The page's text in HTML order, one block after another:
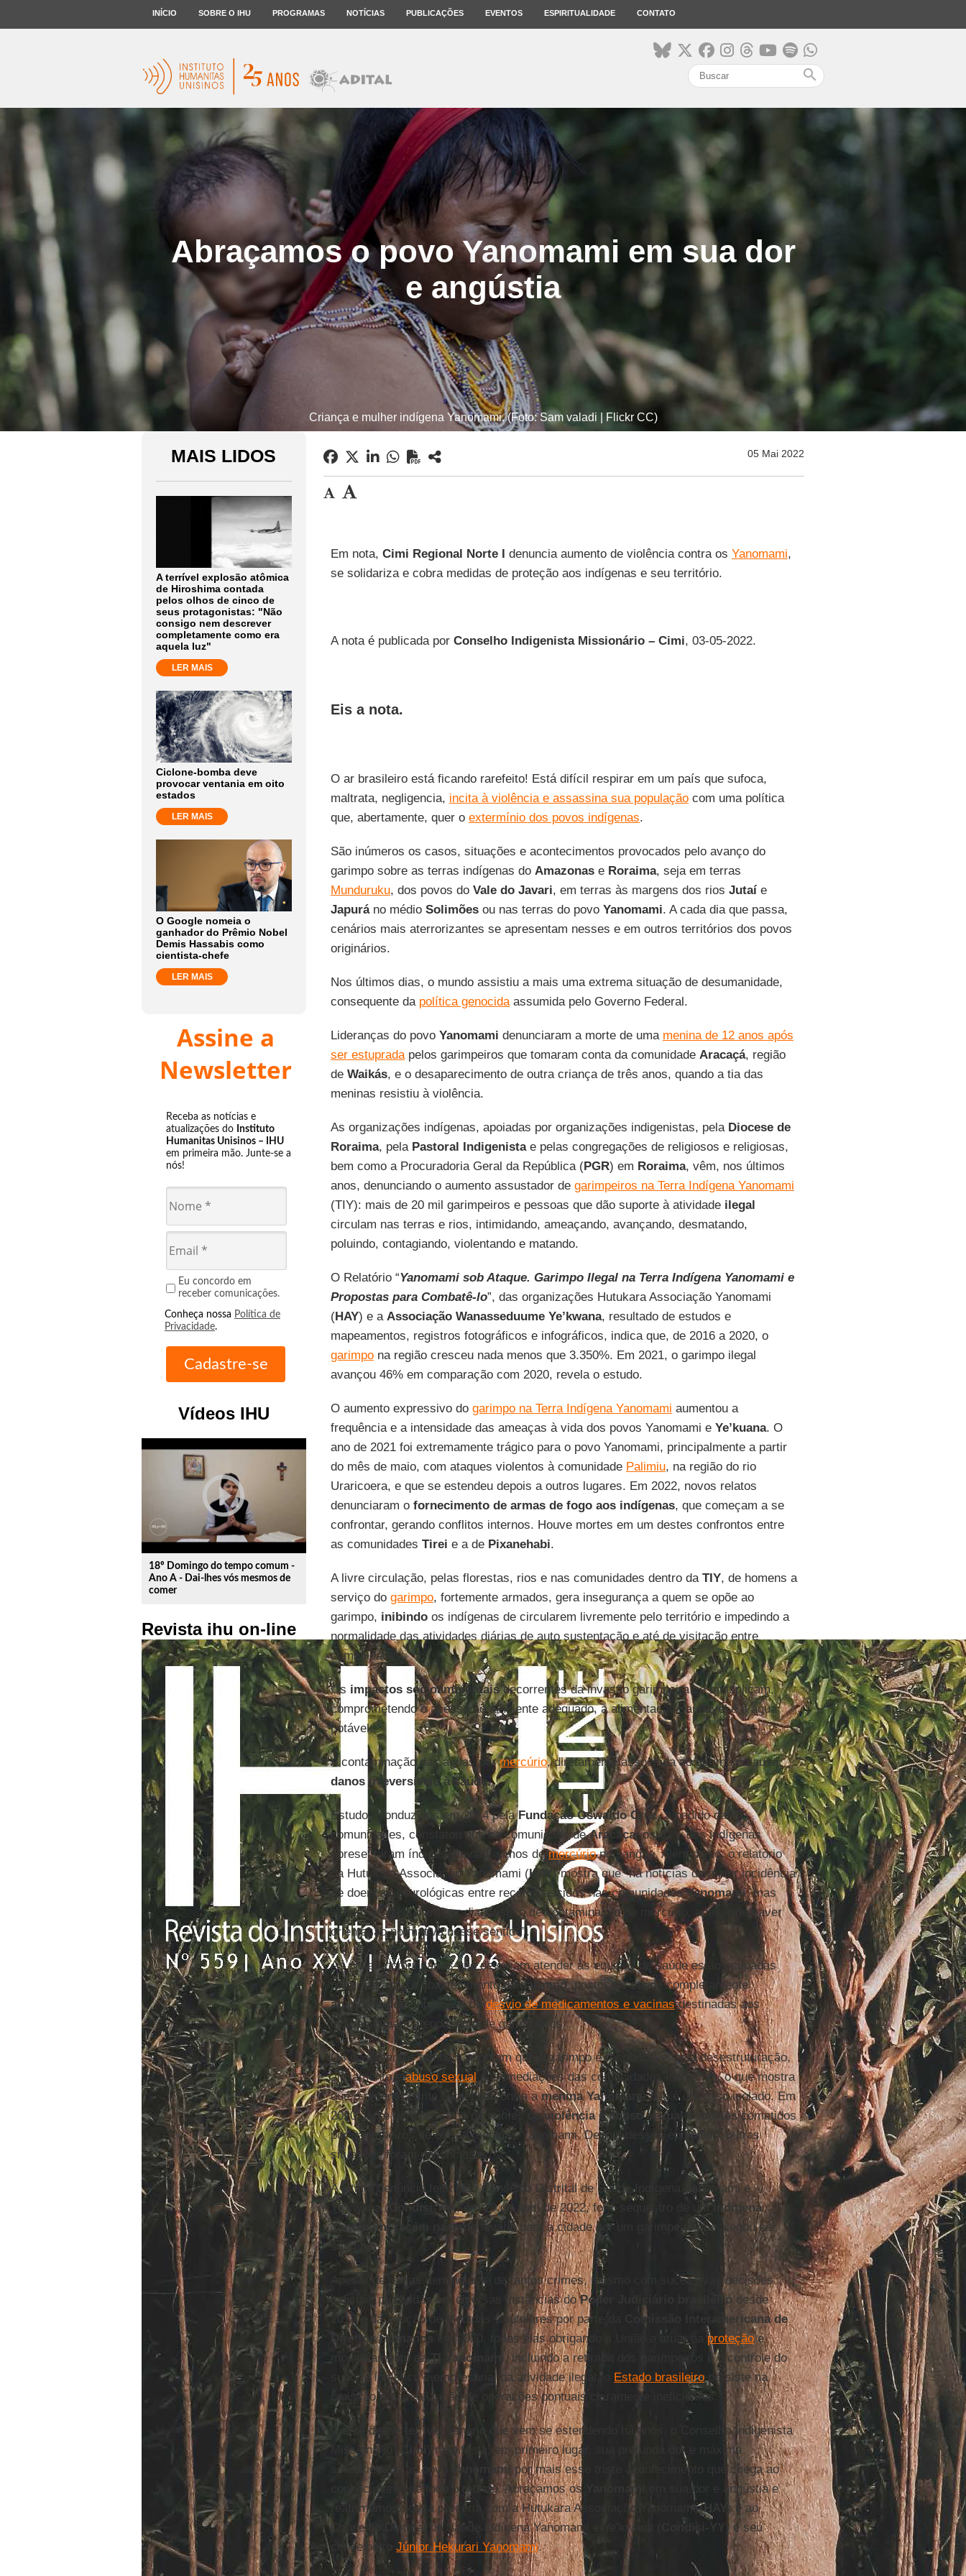
INÍCIO SOBRE O IHU PROGRAMAS NOTÍCIAS PUBLICAÇÕES EVENTOS ESPIRITUALIDADE CONTATO
search
Abraçamos o povo Yanomami em sua dor
e angústia
Criança e mulher indígena Yanomami. (Foto: Sam valadi | Flickr CC)
MAIS LIDOS
A terrível explosão atômica
de Hiroshima contada
pelos olhos de cinco de
seus protagonistas: "Não
consigo nem descrever
completamente como era
aquela luz"
LER MAIS
Ciclone-bomba deve
provocar ventania em oito
estados
LER MAIS
O Google nomeia o
ganhador do Prêmio Nobel
Demis Hassabis como
cientista-chefe
LER MAIS
Assine a
Newsletter
Receba as notícias e
atualizações do Instituto
Humanitas Unisinos – IHU
em primeira mão. Junte-se a
nós!
Eu concordo em
receber comunicações.
Conheça nossa Política de
Privacidade.
Vídeos IHU
play_circle_outline
18º Domingo do tempo comum -
Ano A - Dai-lhes vós mesmos de
comer
Revista ihu on-line
05 Mai 2022
Em nota, Cimi Regional Norte I denuncia aumento de violência contra os Yanomami,
se solidariza e cobra medidas de proteção aos indígenas e seu território.
A nota é publicada por Conselho Indigenista Missionário – Cimi, 03-05-2022.
Eis a nota.
O ar brasileiro está ficando rarefeito! Está difícil respirar em um país que sufoca,
maltrata, negligencia, incita à violência e assassina sua populaçãocom uma política
que, abertamente, quer o extermínio dos povos indígenas.
São inúmeros os casos, situações e acontecimentos provocados pelo avanço do
garimpo sobre as terras indígenas do Amazonase Roraima, seja em terras
Munduruku, dos povos do Vale do Javari, em terras às margens dos rios Jutaíe
Japuráno médio Solimõesou nas terras do povo Yanomami. A cada dia que passa,
cenários mais aterrorizantes se apresentam nesses e em outros territórios dos povos
originários.
Nos últimos dias, o mundo assistiu a mais uma extrema situação de desumanidade,
consequente da política genocidaassumida pelo Governo Federal.
Lideranças do povo Yanomami denunciaram a morte de uma menina de 12 anos após
ser estupradapelos garimpeiros que tomaram conta da comunidade Aracaçá, região
de Waikás, e o desaparecimento de outra criança de três anos, quando a tia das
meninas resistiu à violência.
As organizações indígenas, apoiadas por organizações indigenistas, pela Diocese de
Roraima, pela Pastoral Indigenistae pelas congregações de religiosos e religiosas,
bem como a Procuradoria Geral da República (PGR) em Roraima, vêm, nos últimos
anos, denunciando o aumento assustador de garimpeiros na Terra Indígena Yanomami
(TIY): mais de 20 mil garimpeiros e pessoas que dão suporte à atividade ilegal
circulam nas terras e rios, intimidando, ameaçando, avançando, desmatando,
poluindo, contagiando, violentando e matando.
O Relatório “Yanomami sob Ataque. Garimpo Ilegal na Terra Indígena Yanomami e
Propostas para Combatê-lo”, das organizações Hutukara Associação Yanomami
(HAY) e a Associação Wanasseduume Ye’kwana, resultado de estudos e
mapeamentos, registros fotográficos e infográficos, indica que, de 2016 a 2020, o
garimpona região cresceu nada menos que 3.350%. Em 2021, o garimpo ilegal
avançou 46% em comparação com 2020, revela o estudo.
O aumento expressivo do garimpo na Terra Indígena Yanomami aumentou a
frequência e a intensidade das ameaças à vida dos povos Yanomami e Ye’kuana. O
ano de 2021 foi extremamente trágico para o povo Yanomami, principalmente a partir
do mês de maio, com ataques violentos à comunidade Palimiu, na região do rio
Uraricoera, e que se estendeu depois a outros lugares. Em 2022, novos relatos
denunciaram o fornecimento de armas de fogo aos indígenas, que começam a se
confrontar, gerando conflitos internos. Houve mortes em um destes confrontos entre
as comunidades Tirei e a de Pixanehabi.
A livre circulação, pelas florestas, rios e nas comunidades dentro da TIY, de homens a
serviço do garimpo, fortemente armados, gera insegurança a quem se opõe ao
garimpo, inibindoos indígenas de circularem livremente pelo território e impedindo a
normalidade das atividades diárias de auto sustentação e até de visitação entre
comunidades.
Os impactos socioambientaisdecorrentes da invasão garimpeira se multiplicam,
comprometendo o acesso ao ambiente adequado, à alimentação saudável e à água
potável.
A contaminação das águas pormercúrio, diretamente associada ao garimpo, causa
danos irreversíveis à saúde.
Estudos conduzidos em 2014 pelaFundação Oswaldo Cruz, a pedido das
comunidades, constatou que na comunidade deAracaça, os 92% dos indígenas
apresentaram índices elevadíssimos demercúriono sangue. Além disso, o relatório
da Hutukara Associação Yanomami (HAY ) mostra que “há notícias de maior incidência
de doenças neurológicas entre recém-nascidos nas comunidadesYanomami, mas
estas não passaram por diagnóstico de contaminação de mercúrio, apesar de haver
orientação normativa nesse sentido”.
As pistas comunitárias que deveriam atender às equipes de saúde estão ocupadas
para operação e abastecimento dogarimpo, postos de saúde completamente
abandonados, situações dedesvio de medicamentos e vacinasdestinadas aos
indígenas para atendimento de garimpeiros.
Os documentos também apontam que o garimpo é responsável pela desestruturação,
aliciamento eabuso sexual nas imediações das comunidades indígenas, o que mostra
que o recente crime cometido contra amenina Yanomaminão é um caso isolado. Em
2020, já se teve registros de crimes deviolência e abuso sexual e mortescometidos
por garimpeiros de outras meninas Yanomami. Depois desses episódios, outras
situações foram denunciadas.
A última denúncia feita pelo Conselho Distrital de Saúde Indígena Yanomami e
Ye’kwana (Condisi YY), em 29 de abril de 2022, foi o sequestro de um
indígena
Yanomami recém nascido
levado para a cidade por um garimpeiro que alegou ser
seu filho.
Apesar de tantas denúncias e de tantos crimes, mesmo com sucessivas decisões
judiciais proferidas em diversas instâncias doPoder Judiciário brasileirodesde
2018 e da adoção de Medidas Cautelares por parte da
Comissão Interamericana de
Direitos Humanos
em 2020, todas elas obrigando a União a atuar naproteçãoe
monitoramento daTI Yanomami , incluindo a retirada dos garimpeiros e o controle do
suporte logístico e empresarial da atividade ilegal, o Estado brasileiropersiste na
omissão e na realização de operações pontuais claramente ineficientes.
Diante desse terrível cenário que vem se estendendo há anos, o Conselho Indigenista
Missionário (Cimi
) manifesta, em primeiro lugar, sua profunda dor e máxima
solidariedade ao povo
Yanomami por mais esse triste acontecimento que chega ao
conhecimento de todo o mundo. Abraçamos os
Yanomami
em sua dor e angústia e
reafirmamos nossa parceria com a Hutukara Associação Yanomami (HAY
) e ao
Conselho Distrital de Saúde Indígena Yanomami e Ye’kwana (
Condisi-YY
) e seu
conselheiro Júnior Hekurari Yanomami.